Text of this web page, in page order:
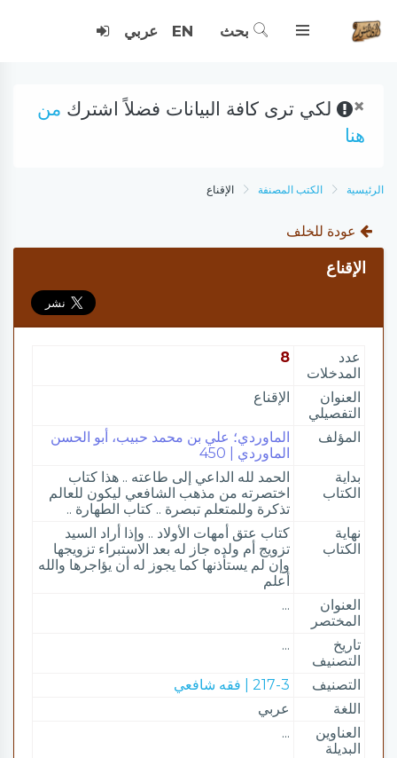
بحث EN عربي
× لكي ترى كافة البيانات فضلاً اشترك من
هنا
الرئيسية الكتب المصنفة الإقناع
عودة للخلف
الإقناع
عدد
المدخلات
8
العنوان
التفصيلي
الإقناع
المؤلف
الماوردي؛ علي بن محمد حبيب، أبو الحسن
الماوردي | 450
بداية
الكتاب
الحمد لله الداعي إلى طاعته .. هذا كتاب
اختصرته من مذهب الشافعي ليكون للعالم
تذكرة وللمتعلم تبصرة .. كتاب الطهارة ..
نهاية
الكتاب
كتاب عتق أمهات الأولاد .. وإذا أراد السيد
تزويج أم ولده جاز له بعد الاستبراء تزويجها
وإن لم يستأذنها كما يجوز له أن يؤاجرها والله
أعلم
العنوان
المختصر
...
تاريخ
التصنيف
...
التصنيف
217-3 | فقه شافعي
اللغة
عربي
العناوين
البديلة
...